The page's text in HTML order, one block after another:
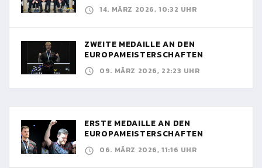
14. MÄRZ 2026, 10:32 UHR
ZWEITE MEDAILLE AN DEN
EUROPAMEISTERSCHAFTEN
09. MÄRZ 2026, 22:23 UHR
ERSTE MEDAILLE AN DEN
EUROPAMEISTERSCHAFTEN
06. MÄRZ 2026, 11:16 UHR